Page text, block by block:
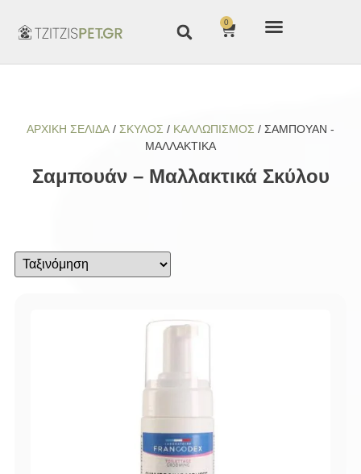
0
ΑΡΧΙΚΉ ΣΕΛΊΔΑ / ΣΚΥΛΟΣ / ΚΑΛΛΩΠΙΣΜΟΣ / ΣΑΜΠΟΥΆΝ -
ΜΑΛΛΑΚΤΙΚΆ
Σαμπουάν – Μαλλακτικά Σκύλου